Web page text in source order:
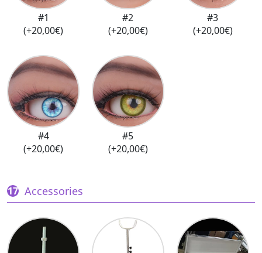
#1
(+20,00€)
#2
(+20,00€)
#3
(+20,00€)
#4
(+20,00€)
#5
(+20,00€)
Accessories